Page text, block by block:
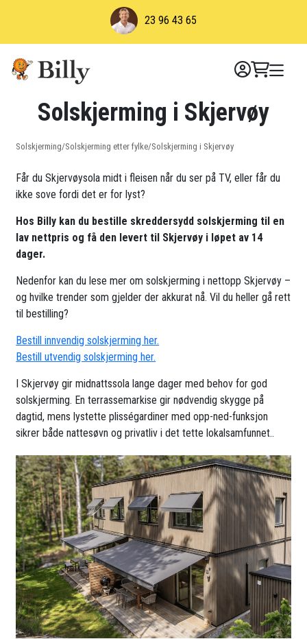
23 96 43 65
Solskjerming i Skjervøy
Solskjerming/Solskjerming etter fylke/Solskjerming i Skjervøy
Får du Skjervøysola midt i fleisen når du ser på TV, eller får du
ikke sove fordi det er for lyst?
Hos Billy kan du bestille skreddersydd solskjerming til en
lav nettpris og få den levert til Skjervøy i løpet av 14
dager.
Nedenfor kan du lese mer om solskjerming i nettopp Skjervøy –
og hvilke trender som gjelder der akkurat nå. Vil du heller gå rett
til bestilling?
Bestill innvendig solskjerming her.
Bestill utvendig solskjerming her.
I Skjervøy gir midnattssola lange dager med behov for god
solskjerming. En terrassemarkise gir nødvendig skygge på
dagtid, mens lystette plisségardiner med opp-ned-funksjon
sikrer både nattesøvn og privatliv i det tette lokalsamfunnet..